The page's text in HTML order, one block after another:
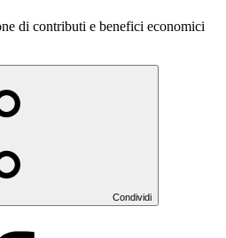
di contributi e benefici economici
Condividi